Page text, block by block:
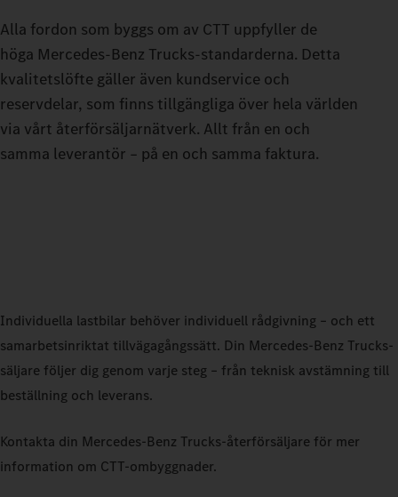
Alla fordon som byggs om av CTT uppfyller de
höga Mercedes‑Benz Trucks-standarderna. Detta
kvalitetslöfte gäller även kundservice och
reservdelar, som finns tillgängliga över hela världen
via vårt återförsäljarnätverk. Allt från en och
samma leverantör – på en och samma faktura.
Individuella lastbilar behöver individuell rådgivning – och ett
samarbetsinriktat tillvägagångssätt. Din Mercedes‑Benz Trucks-
säljare följer dig genom varje steg – från teknisk avstämning till
beställning och leverans.
Kontakta din Mercedes‑Benz Trucks-återförsäljare för mer
information om CTT-ombyggnader.